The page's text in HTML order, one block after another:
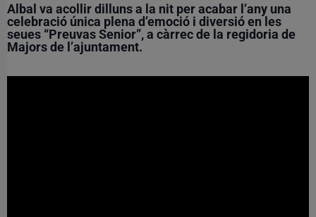
Albal va acollir dilluns a la nit per acabar l’any una
celebració única plena d’emoció i diversió en les
seues “Preuvas Senior”, a càrrec de la regidoria de
Majors de l’ajuntament.